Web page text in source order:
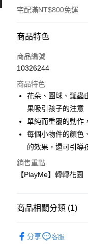
宅配滿NT$800免運
付款方式
信用卡一次付款
Apple Pay
大哥付你分期
相關說明
【大哥付你分期使用說
1.本服務由台灣大哥大
2.付款方式選擇「大哥
流程，驗證手機門號後
完成交易。
3.實際核准額度、可分
無法說明評估內容。
醒簡訊。
【關於「AFTEE先享後付
AFTEE先享後付是「在
３．安心：先確認商品
１．於結帳方式選擇「
ATM付款
運送方式
每筆NT$70，滿
商品特色
商品編號
10326244
商品特色
花朵、圓球、瓢蟲
果吸引孩子的注意
單純而重覆的動作
每個小物件的顏色
的效果，還可引導
銷售重點
【PlayMe】轉轉花園
商品相關分類 (1)
分享
客服